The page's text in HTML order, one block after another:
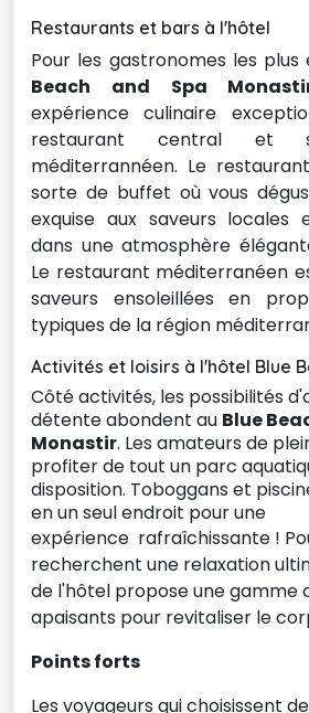
Restaurants et bars à l'hôtel
Pour les gastronomes les plus
Beach and Spa
expérience culinaire
restaurant central et
méditerrannéen. Le
sorte de buffet où vous
exquise aux saveurs locales
dans une atmosphère
Le restaurant méditerranéen
saveurs ensoleillées en
typiques de la région
Activités et loisirs à l'hôtel Blue
Côté activités, les possibilités
détente abondent au Blue
Monastir. Les amateurs de
profiter de tout un parc
disposition. Toboggans et
en un seul endroit pour une
expérience rafraîchissante !
recherchent une relaxation
de l'hôtel propose une gamme
apaisants pour revitaliser le
Points forts
Les voyageurs qui choisissent